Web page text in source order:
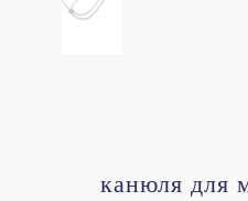
канюля для